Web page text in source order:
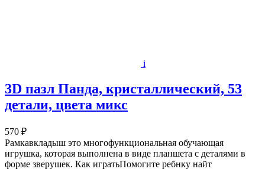
i
3D пазл Панда, кристаллический, 53
детали, цвета микс
570 ₽
Рамкавкладыш это многофункциональная обучающая
игрушка, которая выполнена в виде планшета с деталями в
форме зверушек. Как игратьПомогите ребнку найт